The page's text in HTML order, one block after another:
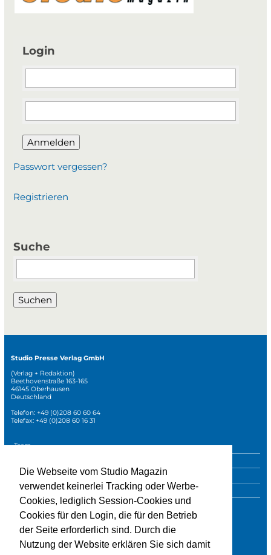
Die Webseite vom Studio Magazin
verwendet keinerlei Tracking oder Werbe-
Cookies, lediglich Session-Cookies und
Cookies für den Login, die für den Betrieb
der Seite erforderlich sind. Durch die
Nutzung der Website erklären Sie sich damit
Login
Anmelden
Passwort vergessen?
Registrieren
Suche
Suchbegriffe
Suchen
Studio Presse Verlag GmbH
(Verlag + Redaktion)
Beethovenstraße 163-165
46145 Oberhausen
Deutschland
Telefon: +49 (0)208 60 60 64
Telefax: +49 (0)208 60 16 31
Navigation
Team
Sonderpublikationen
Impressum
Datenschutz
» zur Studio-Website